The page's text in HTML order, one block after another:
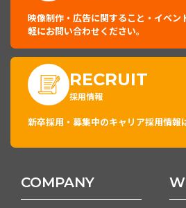
映像制作・広告に関すること・イベン
軽にお問い合わせください。
RECRUIT
採用情報
新卒採用・募集中のキャリア採用情報
COMPANY